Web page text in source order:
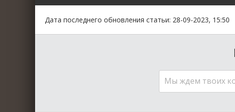
Дата последнего обновления статьи: 28-09-2023, 15:50
Мы ждем твоих